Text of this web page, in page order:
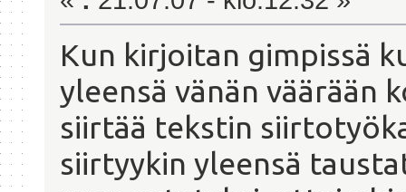
Kun kirjoitan gimpissä
yleensä vänän väärään
siirtää tekstin
siirtyykin yleensä